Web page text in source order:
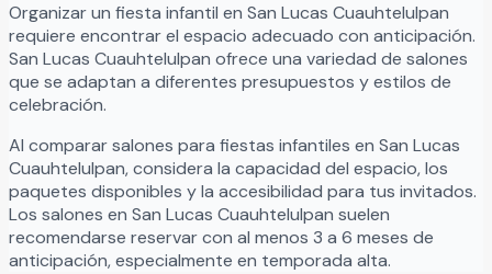
Organizarun fiesta infantil en San Lucas Cuauhtelulpan
requiere encontrar el espacio adecuado con anticipación.
San Lucas Cuauhtelulpan ofrece una variedad de salones
que se adaptan a diferentes presupuestos y estilos de
celebración.
Al comparar salones para fiestas infantiles en San Lucas
Cuauhtelulpan, considera la capacidad del espacio, los
paquetes disponibles y la accesibilidad para tus invitados.
Los salones en San Lucas Cuauhtelulpan suelen
recomendarse reservar con al menos 3 a 6 meses de
anticipación, especialmente en temporada alta.